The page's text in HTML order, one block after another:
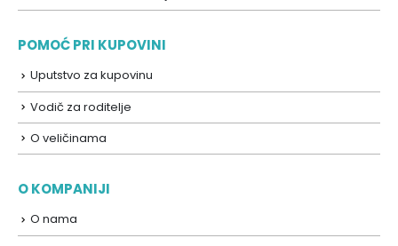
POMOĆ PRI KUPOVINI
Uputstvo za kupovinu
Vodič za roditelje
O veličinama
O KOMPANIJI
O nama